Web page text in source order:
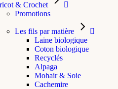
& Crochet
Promotions
Les fils par matière
Laine biologique
Coton biologique
Recyclés
Alpaga
Mohair & Soie
Cachemire